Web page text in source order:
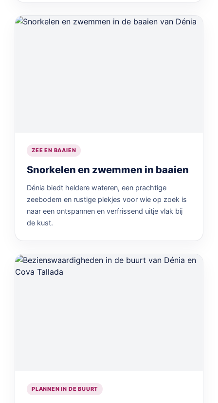
ZEE EN BAAIEN
Snorkelen en zwemmen in baaien
Dénia biedt heldere wateren, een prachtige
zeebodem en rustige plekjes voor wie op zoek is
naar een ontspannen en verfrissend uitje vlak bij
de kust.
PLANNEN IN DE BUURT